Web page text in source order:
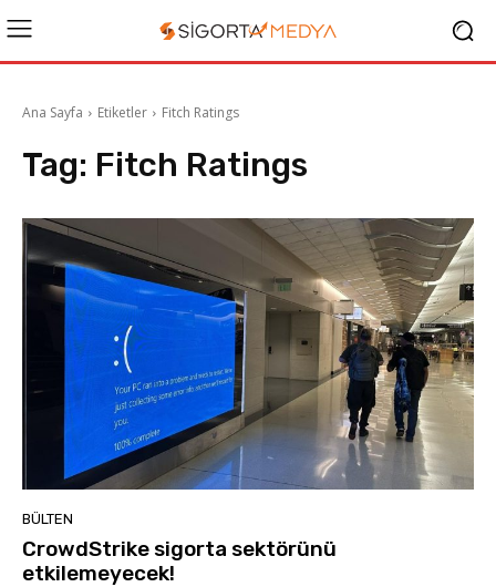
Ana Sayfa Etiketler Fitch Ratings
Tag: Fitch Ratings
BÜLTEN
CrowdStrike sigorta sektörünü
etkilemeyecek!